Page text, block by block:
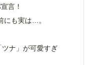
言！
にも実は…。
ナ」が可愛すぎ